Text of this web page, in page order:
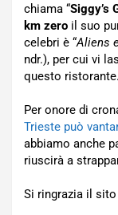
chiama “Siggy’s
km zero il suo
celebri è “Aliens
ndr.), per cui vi
questo ristorante.
Per onore di
Trieste può
abbiamo anche
riuscirà a
Si ringrazia il sito